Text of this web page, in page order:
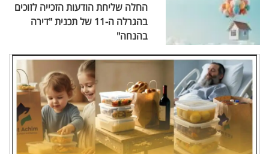
החלה שליחת הודעות הזכייה לזוכים
בהגרלה ה-11 של תכנית "דירה
בהנחה"